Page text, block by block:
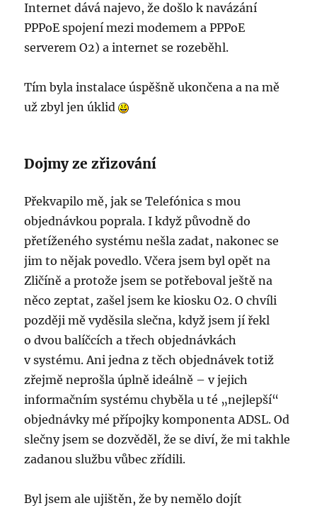
Internet dává najevo, že došlo k navázání
PPPoE spojení mezi modemem a PPPoE
serverem O2) a internet se rozeběhl.
Tím byla instalace úspěšně ukončena a na mě
už zbyl jen úklid
Dojmy ze zřizování
Překvapilo mě, jak se Telefónica s mou
objednávkou poprala. I když původně do
přetíženého systému nešla zadat, nakonec se
jim to nějak povedlo. Včera jsem byl opět na
Zličíně a protože jsem se potřeboval ještě na
něco zeptat, zašel jsem ke kiosku O2. O chvíli
později mě vyděsila slečna, když jsem jí řekl
o dvou balíčcích a třech objednávkách
v systému. Ani jedna z těch objednávek totiž
zřejmě neprošla úplně ideálně – v jejich
informačním systému chyběla u té „nejlepší“
objednávky mé přípojky komponenta ADSL. Od
slečny jsem se dozvěděl, že se diví, že mi takhle
zadanou službu vůbec zřídili.
Byl jsem ale ujištěn, že by nemělo dojít